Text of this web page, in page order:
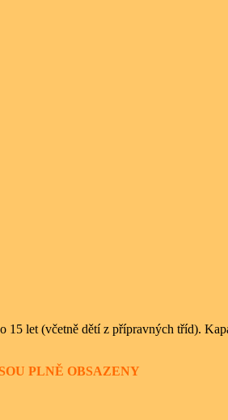
15 let (včetně dětí z přípravných tříd).
PLNĚ OBSAZENY